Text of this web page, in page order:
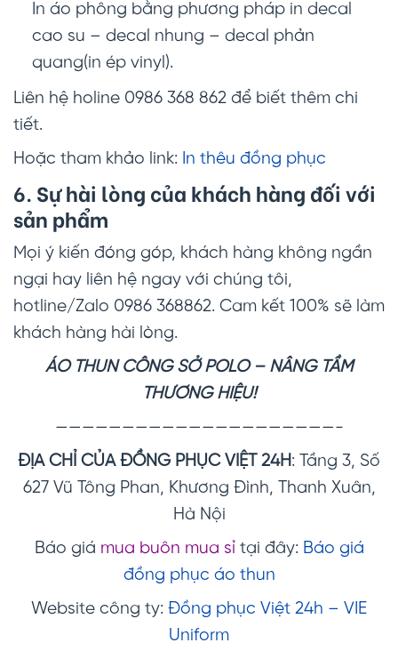
In áo phông bằng phương pháp in decal
cao su – decal nhung – decal phản
quang(in ép vinyl).
Liên hệ holine 0986 368 862 để biết thêm chi
tiết.
Hoặc tham khảo link: In thêu đồng phục
6. Sự hài lòng của khách hàng đối với
sản phẩm
Mọi ý kiến đóng góp, khách hàng không ngần
ngại hay liên hệ ngay với chúng tôi,
hotline/Zalo 0986 368862. Cam kết 100% sẽ làm
khách hàng hài lòng.
ÁO THUN CÔNG SỞ POLO – NÂNG TẦM
THƯƠNG HIỆU!
—————————————————————-
ĐỊA CHỈ CỦA ĐỒNG PHỤC VIỆT 24H: Tầng 3, Số
627 Vũ Tông Phan, Khương Đình, Thanh Xuân,
Hà Nội
Báo giá mua buôn mua sỉtại đây: Báo giá
đồng phục áo thun
Website công ty: Đồng phục Việt 24h – VIE
Uniform